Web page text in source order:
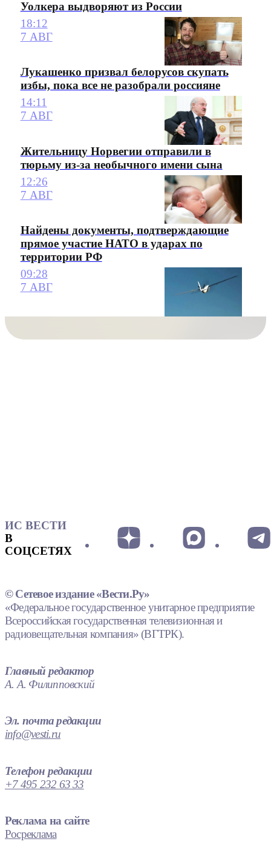
Уолкера выдворяют из России
18:12
7 АВГ
Лукашенко призвал белорусов скупать
избы, пока все не разобрали россияне
14:11
7 АВГ
Жительницу Норвегии отправили в
тюрьму из-за необычного имени сына
12:26
7 АВГ
Найдены документы, подтверждающие
прямое участие НАТО в ударах по
территории РФ
09:28
7 АВГ
ИС ВЕСТИ
В
СОЦСЕТЯХ
© Сетевое издание «Вести.Ру»
«Федеральное государственное унитарное предприятие
Всероссийская государственная телевизионная и
радиовещательная компания» (ВГТРК).
Главный редактор
А. А. Филипповский
Эл. почта редакции
info@vesti.ru
Телефон редакции
+7 495 232 63 33
Реклама на сайте
Росреклама